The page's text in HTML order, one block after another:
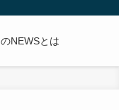
NEWSとは